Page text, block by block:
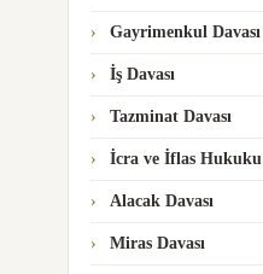
Gayrimenkul Davası
İş Davası
Tazminat Davası
İcra ve İflas Hukuku
Alacak Davası
Miras Davası